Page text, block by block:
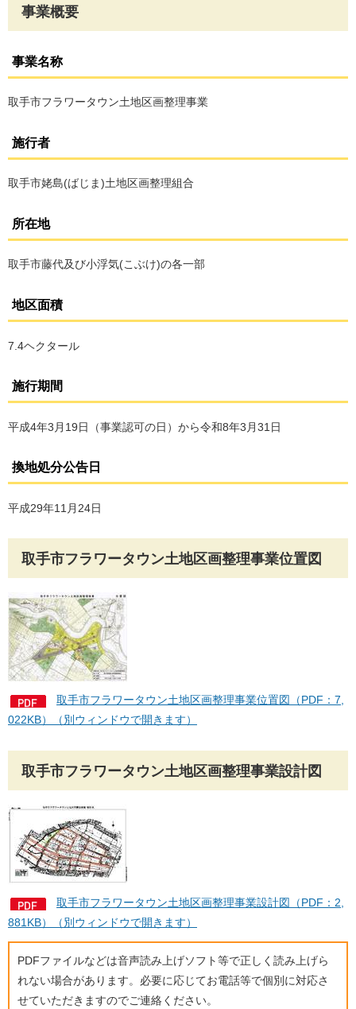
事業概要
事業名称
取手市フラワータウン土地区画整理事業
施行者
取手市姥島(ばじま)土地区画整理組合
所在地
取手市藤代及び小浮気(こぶけ)の各一部
地区面積
7.4ヘクタール
施行期間
平成4年3月19日（事業認可の日）から令和8年3月31日
換地処分公告日
平成29年11月24日
取手市フラワータウン土地区画整理事業位置図
取手市フラワータウン土地区画整理事業位置図（PDF：7,
022KB）（別ウィンドウで開きます）
取手市フラワータウン土地区画整理事業設計図
取手市フラワータウン土地区画整理事業設計図（PDF：2,
881KB）（別ウィンドウで開きます）
PDFファイルなどは音声読み上げソフト等で正しく読み上げら
れない場合があります。必要に応じてお電話等で個別に対応さ
せていただきますのでご連絡ください。